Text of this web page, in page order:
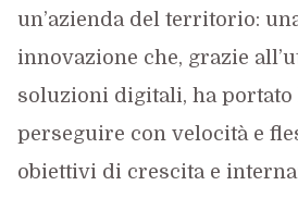
un’azienda del territorio:
innovazione che, grazie
soluzioni digitali, ha portato
perseguire con velocità e
obiettivi di crescita e